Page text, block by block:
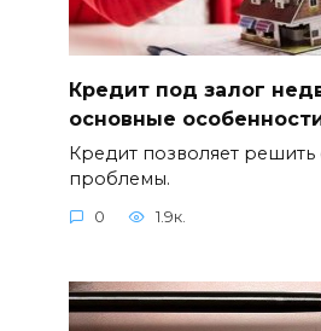
Кредит под залог
основные
Кредит позволяет
проблемы.
0 1.9к.